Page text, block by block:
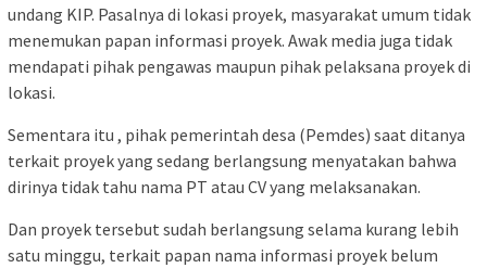
undang KIP. Pasalnya di lokasi proyek, masyarakat umum tidak
menemukan papan informasi proyek. Awak media juga tidak
mendapati pihak pengawas maupun pihak pelaksana proyek di
lokasi.
Sementara itu , pihak pemerintah desa (Pemdes) saat ditanya
terkait proyek yang sedang berlangsung menyatakan bahwa
dirinya tidak tahu nama PT atau CV yang melaksanakan.
Dan proyek tersebut sudah berlangsung selama kurang lebih
satu minggu, terkait papan nama informasi proyek belum